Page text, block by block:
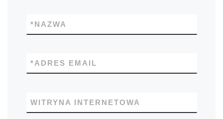
NAZWA
*
ADRES EMAIL
*
WITRYNA INTERNETOWA